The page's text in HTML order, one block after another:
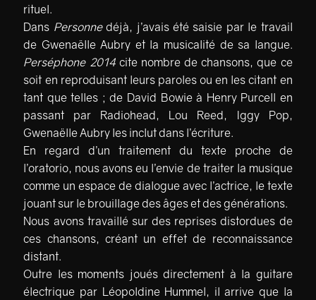
rituel.
Dans Personnedéjà, j’avais été saisie par le travail
de Gwenaëlle Aubry et la musicalité de sa langue.
Perséphone 2014cite nombre de chansons, que ce
soit en reproduisant leurs paroles ou en les citant en
tant que telles ; de David Bowie à Henry Purcell en
passant par Radiohead, Lou Reed, Iggy Pop,
Gwenaëlle Aubry les inclut dans l’écriture.
En regard d’un traitement du texte proche de
l’oratorio, nous avons eu l’envie de traiter la musique
comme un espace de dialogue avec l’actrice, le texte
jouant sur le brouillage des âges et des générations.
Nous avons travaillé sur des reprises distordues de
ces chansons, créant un effet de reconnaissance
distant.
Outre les moments joués directement à la guitare
électrique par Léopoldine Hummel, il arrive que la